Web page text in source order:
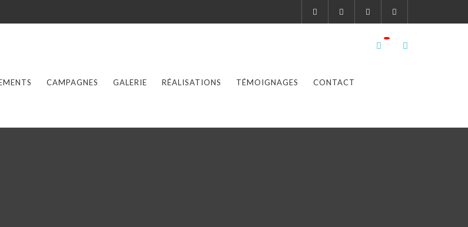
CAMPAGNES GALERIE RÉALISATIONS TÉMOIGNAGES CONTACT